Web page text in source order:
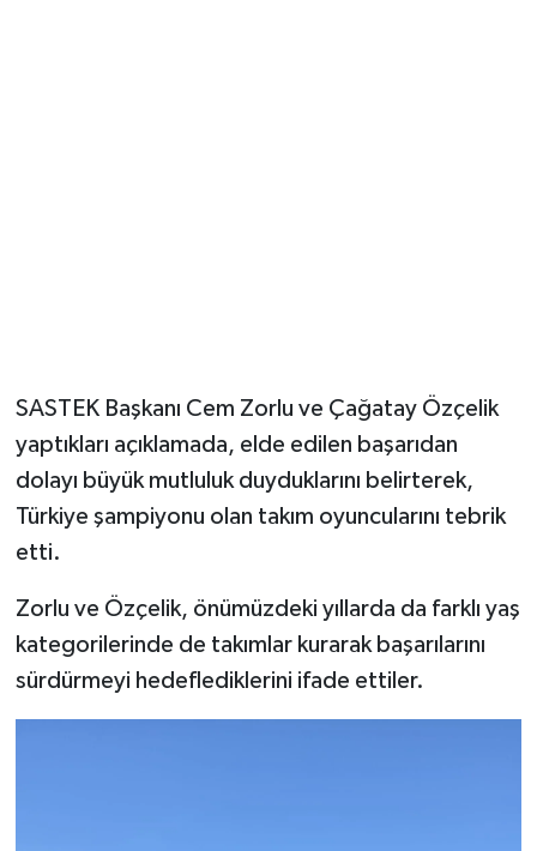
SASTEK Başkanı Cem Zorlu ve Çağatay Özçelik
yaptıkları açıklamada, elde edilen başarıdan
dolayı büyük mutluluk duyduklarını belirterek,
Türkiye şampiyonu olan takım oyuncularını tebrik
etti.
Zorlu ve Özçelik, önümüzdeki yıllarda da farklı yaş
kategorilerinde de takımlar kurarak başarılarını
sürdürmeyi hedeflediklerini ifade ettiler.